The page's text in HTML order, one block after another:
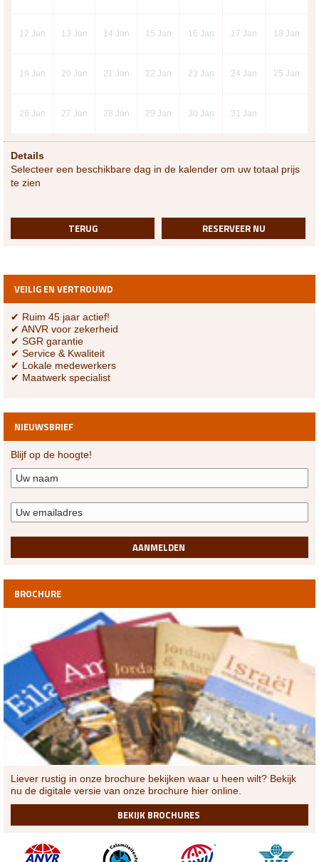
VEILIG EN VERTROUWD
✔ Ruim 45 jaar actief!
✔ ANVR voor zekerheid
✔ SGR garantie
✔ Service & Kwaliteit
✔ Lokale medewerkers
✔ Maatwerk specialist
NIEUWSBRIEF
Blijf op de hoogte!
AANMELDEN
BROCHURE
Liever rustig in onze brochure bekijken waar u heen wilt? Bekijk
nu de digitale versie van onze brochure hier online.
BEKIJK BROCHURES
12 Jan 13 Jan 14 Jan 15 Jan 16 Jan 17 Jan 18 Jan
19 Jan 20 Jan 21 Jan 22 Jan 23 Jan 24 Jan 25 Jan
26 Jan 27 Jan 28 Jan 29 Jan 30 Jan 31 Jan
Details
Selecteer een beschikbare dag in de kalender om uw totaal prijs
te zien
TERUG RESERVEER NU